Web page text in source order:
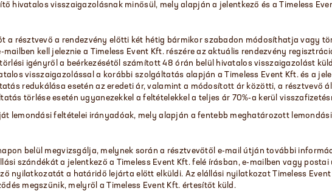
hivatalos visszaigazolásnak minősül, mely alapján a jelentkező és a Timeless
a résztvevő a rendezvény előtti két hétig bármikor szabadon módosíthatja vagy
kell jeleznie a Timeless Event Kft. részére az aktuális rendezvény
igényről a beérkezésétől számított 48 órán belül hivatalos visszaigazolást
visszaigazolással a korábbi szolgáltatás alapján a Timeless Event Kft. és a
redukálása esetén az eredeti ár, valamint a módosított ár közötti, a résztvevő
törlése esetén ugyanezekkel a feltételekkel a teljes ár 70%-a kerül
lemondási feltételei irányadóak, mely alapján a fentebb meghatározott
belül megvizsgálja, melynek során a résztvevőtől e-mail útján további
szándékát a jelentkező a Timeless Event Kft. felé írásban, e-mailben vagy
nyilatkozatát a határidő lejárta előtt elküldi. Az elállási nyilatkozat Timeless
megszűnik, melyről a Timeless Event Kft. értesítőt küld.